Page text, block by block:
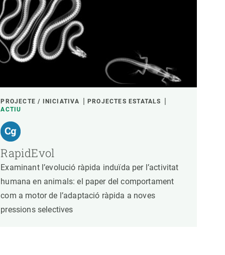
PROJECTE / INICIATIVA
PROJECTES ESTATALS
ACTIU
RapidEvol
Examinant l’evolució ràpida induïda per l’activitat
humana en animals: el paper del comportament
com a motor de l’adaptació ràpida a noves
pressions selectives